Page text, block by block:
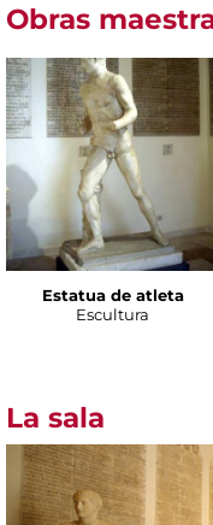
Obras
Estatua de atleta
Escultura
La sala